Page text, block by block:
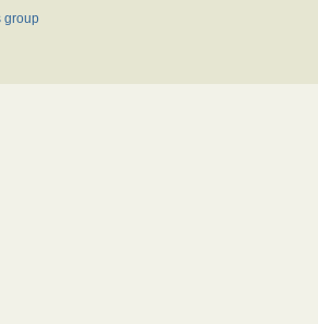
group